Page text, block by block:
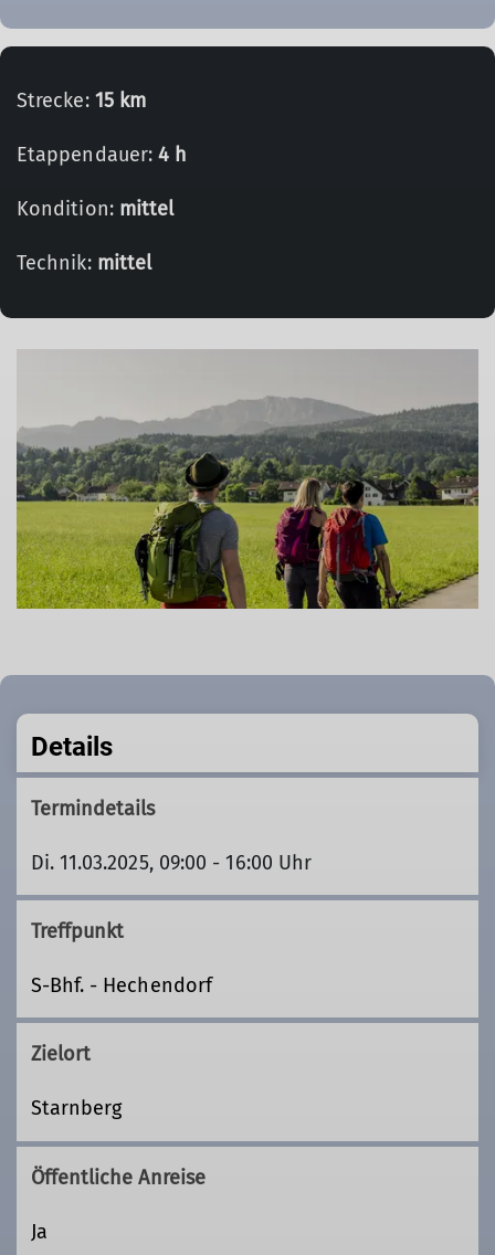
Strecke: 15 km
Etappendauer:4 h
Kondition: mittel
Technik: mittel
Details
Termindetails
Di. 11.03.2025, 09:00 - 16:00 Uhr
Treffpunkt
S-Bhf. - Hechendorf
Zielort
Starnberg
Öffentliche Anreise
Ja